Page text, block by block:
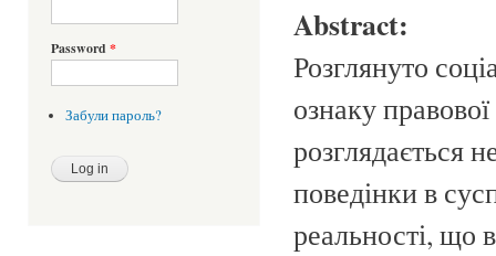
Password *
Забули пароль?
Abstract:
Розглянуто
ознаку
розглядається
поведінки в
реальності, що